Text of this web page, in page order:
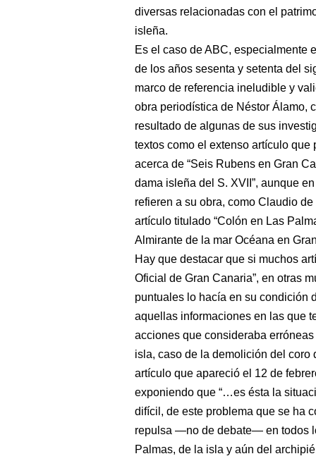
diversas relacionadas con el
isleña.
Es el caso de ABC, especialmente
de los años sesenta y setenta del
marco de referencia ineludible y
obra periodística de Néstor Álamo,
resultado de algunas de sus
textos como el extenso artículo
acerca de “Seis Rubens en Gran
dama isleña del S. XVII”, aunque
refieren a su obra, como Claudio
artículo titulado “Colón en Las
Almirante de la mar Océana en
Hay que destacar que si muchos
Oficial de Gran Canaria”, en otras
puntuales lo hacía en su condición
aquellas informaciones en las que
acciones que consideraba
isla, caso de la demolición del coro
artículo que apareció el 12 de
exponiendo que “…es ésta la
difícil, de este problema que se ha
repulsa ―no de debate― en todos
Palmas, de la isla y aún del